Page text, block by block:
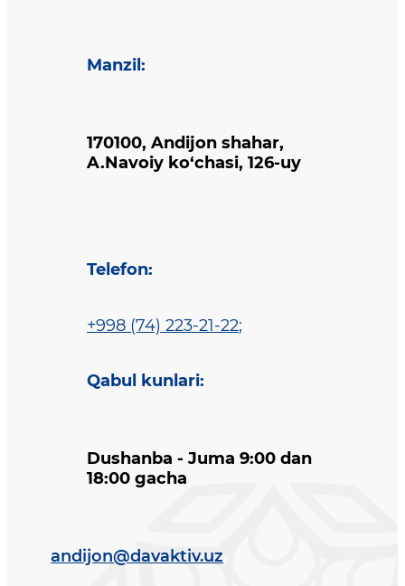
Manzil :
170100, Andijon shahar,
A.Navoiy ko‘chasi, 126-uy
Telefon:
+998 (74) 223-21-22;
Qabul kunlari:
Dushanba - Juma 9:00 dan
18:00 gacha
andijon@davaktiv.uz